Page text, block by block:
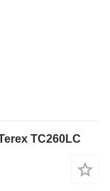
TC260LC